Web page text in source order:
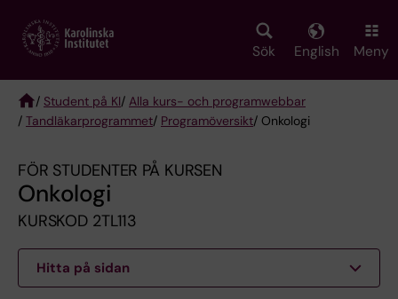
main
Sök English Meny
Breadcrumb
/ Student på KI/ Alla kurs- och programwebbar
/ Tandläkarprogrammet/ Programöversikt/ Onkologi
FÖR STUDENTER PÅ KURSEN
Onkologi
KURSKOD 2TL113
Hitta på sidan